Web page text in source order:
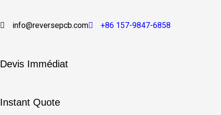
info@reversepcb.com +86 157-9847-6858
Devis Immédiat
Instant Quote